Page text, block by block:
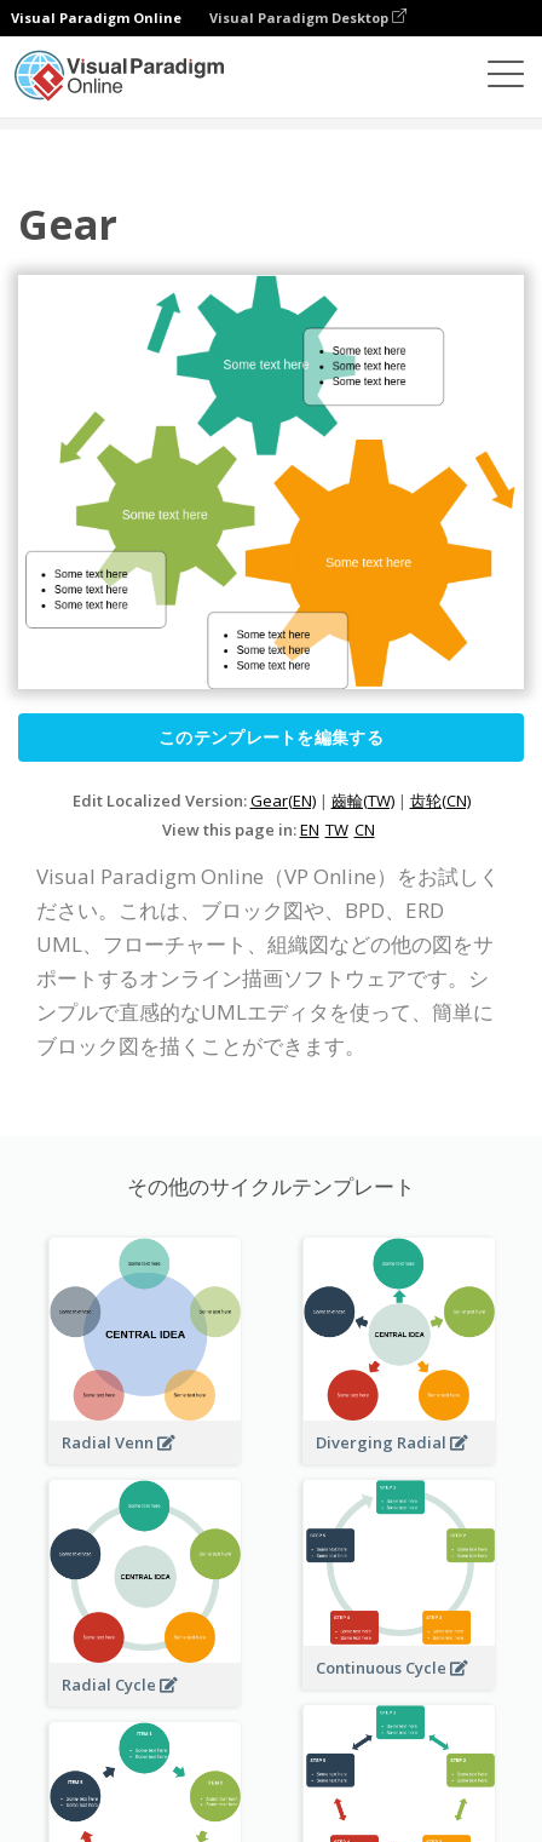
Visual Paradigm Online Visual Paradigm Desktop
Gear
このテンプレートを編集する
Edit Localized Version:Gear(EN)| 齒輪(TW)| 齿轮(CN)
View this page in:EN TW CN
Visual Paradigm Online（VP Online）をお試しく
ださい。これは、ブロック図や、BPD、ERD
UML、フローチャート、組織図などの他の図をサ
ポートするオンライン描画ソフトウェアです。シ
ンプルで直感的なUMLエディタを使って、簡単に
ブロック図を描くことができます。
その他のサイクルテンプレート
Radial Venn Diverging Radial
Radial Cycle
Continuous Cycle